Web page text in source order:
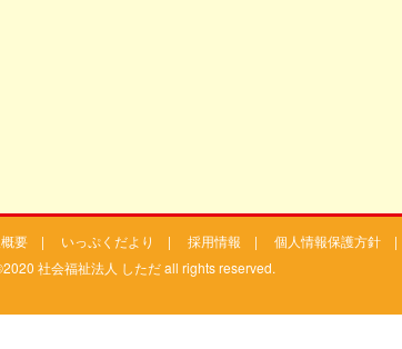
要 | いっぷくだより | 採用情報 | 個人情報保護方針
社会福祉法人 しただ all rights reserved.